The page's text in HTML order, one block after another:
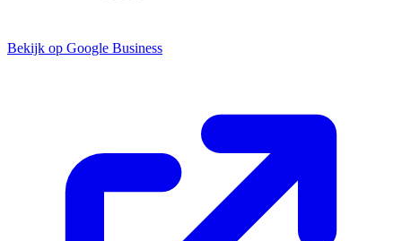
Bekijk op Google Business